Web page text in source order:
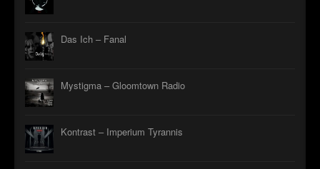
Das Ich – Fanal
Mystigma – Gloomtown Radio
Kontrast – Imperium Tyrannis